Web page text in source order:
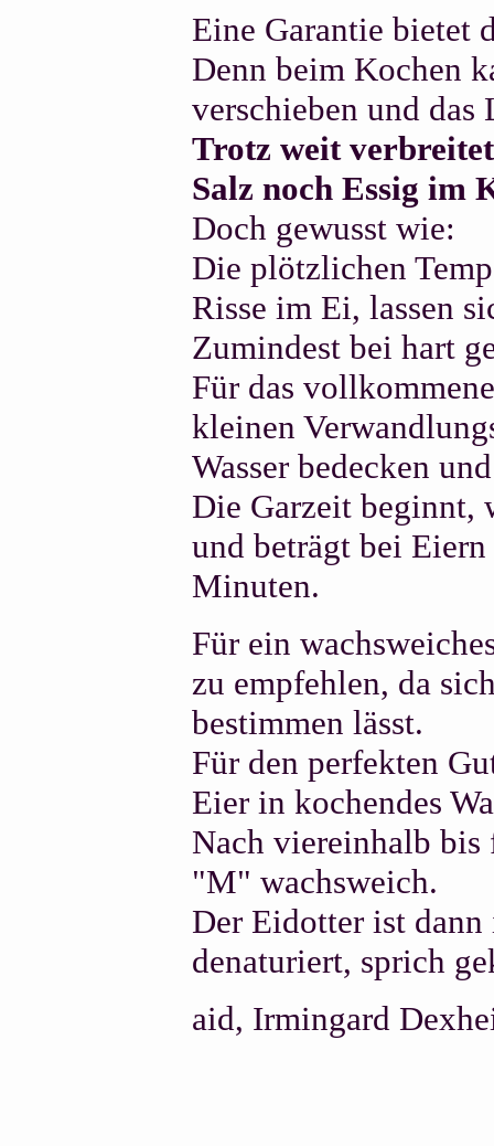
Eine Garantie bietet
Denn beim Kochen
verschieben und
Trotz weit
Salz noch Essig im
Doch gewusst wie:
Die plötzlichen
Risse im Ei, lassen
Zumindest bei hart
Für das
kleinen
Wasser bedecken
Die Garzeit beginnt,
und beträgt bei
Minuten.
Für ein
zu empfehlen, da
bestimmen lässt.
Für den perfekten
Eier in kochendes
Nach viereinhalb
"M" wachsweich.
Der Eidotter ist dann
denaturiert, sprich
aid, Irmingard